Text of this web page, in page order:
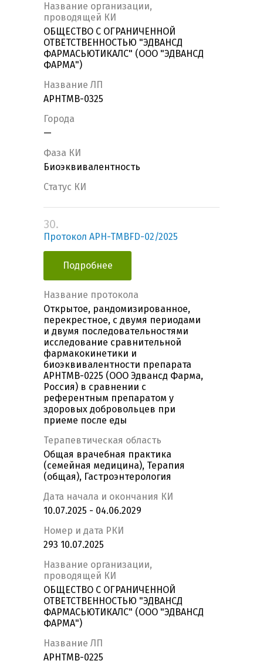
Название организации,
проводящей КИ
ОБЩЕСТВО С ОГРАНИЧЕННОЙ
ОТВЕТСТВЕННОСТЬЮ "ЭДВАНСД
ФАРМАСЬЮТИКАЛС" (ООО "ЭДВАНСД
ФАРМА")
Название ЛП
APHTMB-0325
Города
—
Фаза КИ
Биоэквивалентность
Статус КИ
30.
Протокол APH-TMBFD-02/2025
Подробнее
Название протокола
Открытое, рандомизированное,
перекрестное, с двумя периодами
и двумя последовательностями
исследование сравнительной
фармакокинетики и
биоэквивалентности препарата
APHTMB-0225 (ООО Эдвансд Фарма,
Россия) в сравнении с
референтным препаратом у
здоровых добровольцев при
приеме после еды
Терапевтическая область
Общая врачебная практика
(семейная медицина), Терапия
(общая), Гастроэнтерология
Дата начала и окончания КИ
10.07.2025 - 04.06.2029
Номер и дата РКИ
293 10.07.2025
Название организации,
проводящей КИ
ОБЩЕСТВО С ОГРАНИЧЕННОЙ
ОТВЕТСТВЕННОСТЬЮ "ЭДВАНСД
ФАРМАСЬЮТИКАЛС" (ООО "ЭДВАНСД
ФАРМА")
Название ЛП
APHTMB-0225